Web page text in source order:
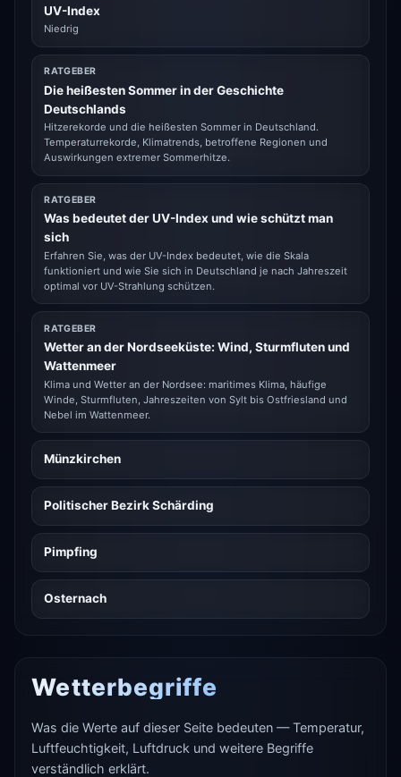
UV-Index
Niedrig
RATGEBER
Die heißesten Sommer in der Geschichte
Deutschlands
Hitzerekorde und die heißesten Sommer in Deutschland.
Temperaturrekorde, Klimatrends, betroffene Regionen und
Auswirkungen extremer Sommerhitze.
RATGEBER
Was bedeutet der UV-Index und wie schützt man
sich
Erfahren Sie, was der UV-Index bedeutet, wie die Skala
funktioniert und wie Sie sich in Deutschland je nach Jahreszeit
optimal vor UV-Strahlung schützen.
RATGEBER
Wetter an der Nordseeküste: Wind, Sturmfluten und
Wattenmeer
Klima und Wetter an der Nordsee: maritimes Klima, häufige
Winde, Sturmfluten, Jahreszeiten von Sylt bis Ostfriesland und
Nebel im Wattenmeer.
Münzkirchen
Politischer Bezirk Schärding
Pimpfing
Osternach
Wetterbegriffe
Was die Werte auf dieser Seite bedeuten — Temperatur,
Luftfeuchtigkeit, Luftdruck und weitere Begriffe
verständlich erklärt.